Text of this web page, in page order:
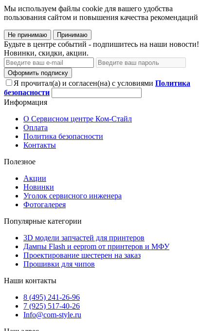
Мы используем файлы cookie для вашего удобства
пользования сайтом и повышения качества рекомендаций
Не принимаю Принимаю
Будьте в центре событий - подпишитесь на наши новости!
Новинки, скидки, акции.
Оформить подписку
Я прочитал(а) и согласен(на) с условиями Политика
безопасности
Информация
О Сервисном центре Ком-Стайл
Оплата
Политика безопасности
Контакты
Полезное
Акции
Новинки
Уголок сервисного инженера
Фотогалерея
Популярные категории
3D модели запчастей для принтеров
Дампы Flash и eeprom от принтеров и МФУ
Проектирование шестерен на заказ
Прошивки для чипов
Наши контакты
8 (495) 241-26-96
7 (925) 517-40-26
Info@com-style.ru